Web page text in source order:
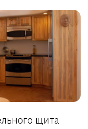
щита